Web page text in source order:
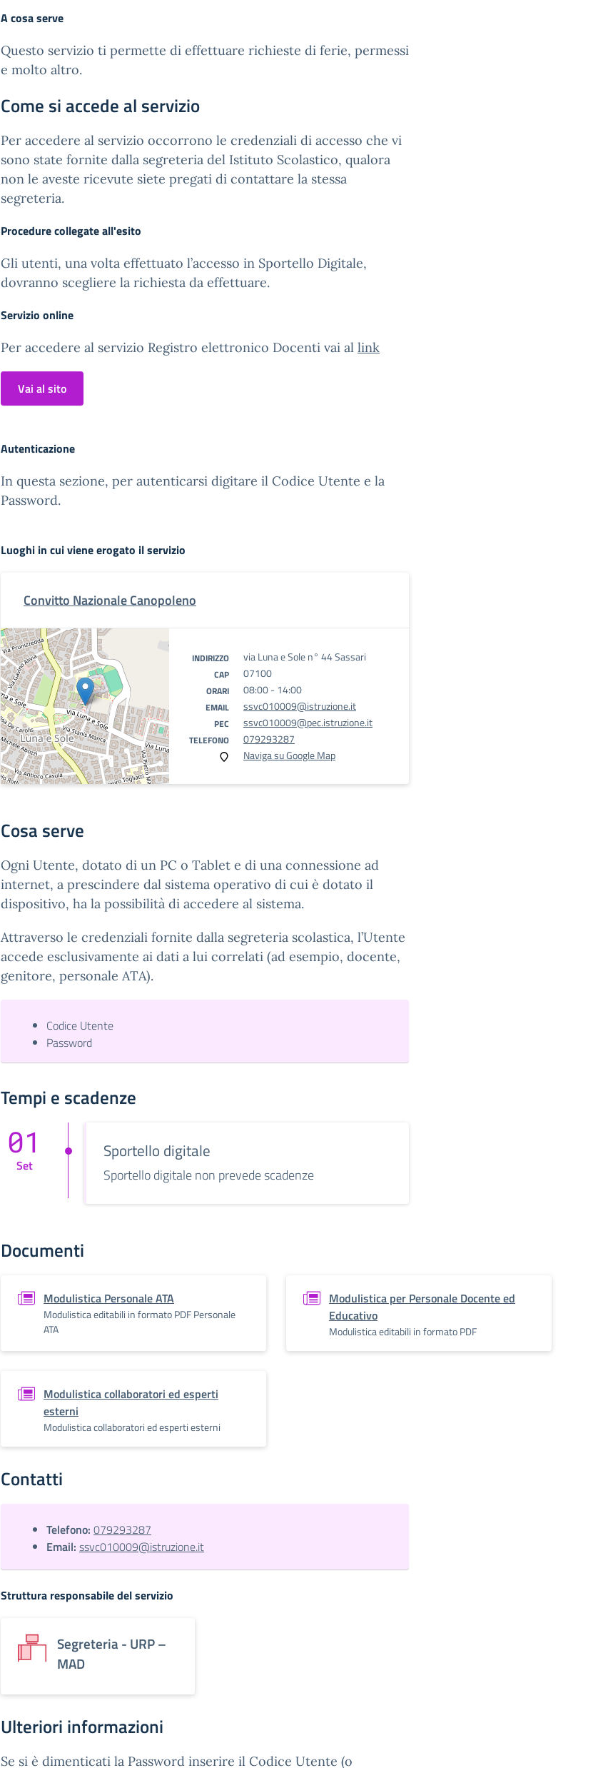
A cosa serve
Questo servizio ti permette di effettuare richieste di ferie, permessi
e molto altro.
Come si accede al servizio
Per accedere al servizio occorrono le credenziali di accesso che vi
sono state fornite dalla segreteria del Istituto Scolastico, qualora
non le aveste ricevute siete pregati di contattare la stessa
segreteria.
Procedure collegate all'esito
Gli utenti, una volta effettuato l’accesso in Sportello Digitale,
dovranno scegliere la richiesta da effettuare.
Servizio online
Per accedere al servizio Registro elettronico Docenti vai al link
Vai al sito
Autenticazione
In questa sezione, per autenticarsi digitare il Codice Utente e la
Password.
Luoghi in cui viene erogato il servizio
Convitto Nazionale Canopoleno
INDIRIZZO via Luna e Sole n° 44 Sassari
CAP 07100
ORARI 08:00 - 14:00
EMAIL ssvc010009@istruzione.it
PEC ssvc010009@pec.istruzione.it
TELEFONO
079293287
Naviga su Google Map
Cosa serve
Ogni Utente, dotato di un PC o Tablet e di una connessione ad
internet, a prescindere dal sistema operativo di cui è dotato il
dispositivo, ha la possibilità di accedere al sistema.
Attraverso le credenziali fornite dalla segreteria scolastica, l’Utente
accede esclusivamente ai dati a lui correlati (ad esempio, docente,
genitore, personale ATA).
Codice Utente
Password
Tempi e scadenze
01
Set
Sportello digitale
Sportello digitale non prevede scadenze
Documenti
Modulistica Personale ATA
Modulistica editabili in formato PDF Personale
ATA
Modulistica per Personale Docente ed
Educativo
Modulistica editabili in formato PDF
Modulistica collaboratori ed esperti
esterni
Modulistica collaboratori ed esperti esterni
Contatti
Telefono: 079293287
Email: ssvc010009@istruzione.it
Struttura responsabile del servizio
Segreteria - URP –
MAD
Ulteriori informazioni
Se si è dimenticati la Password inserire il Codice Utente (o